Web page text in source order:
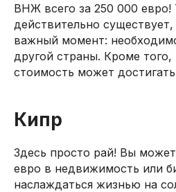
ВНЖ всего за 250 000 евро!
действительно
важный момент:
другой страны. Кроме
стоимость может
Кипр
Здесь просто рай! Вы
евро в недвижимость или
наслаждаться жизнью на